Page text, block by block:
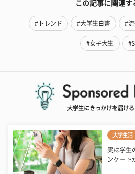
この記事に関連す
#トレンド #大学生白書 #
#女子大生
大学生にきっかけを届け
大学生活
実は学生
ンケート